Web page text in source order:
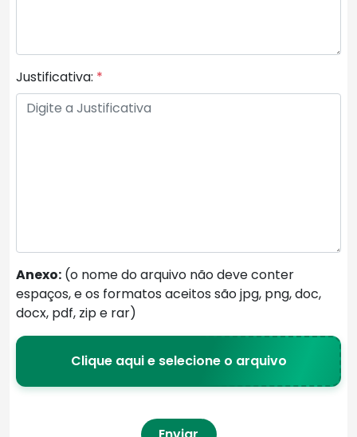
Justificativa: *
Anexo: (o nome do arquivo não deve conter
espaços, e os formatos aceitos são jpg, png, doc,
docx, pdf, zip e rar)
Clique aqui e selecione o arquivo